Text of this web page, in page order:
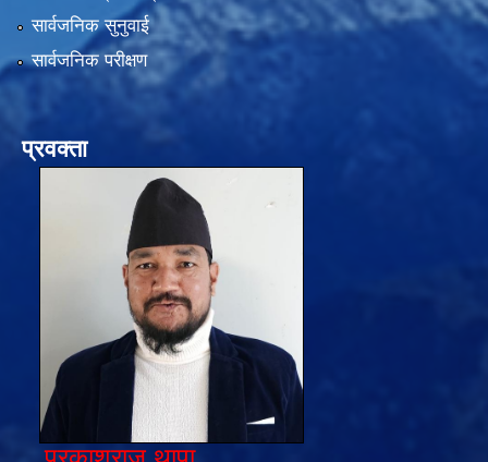
सार्वजनिक सुनुवाई
सार्वजनिक परीक्षण
प्रवक्ता